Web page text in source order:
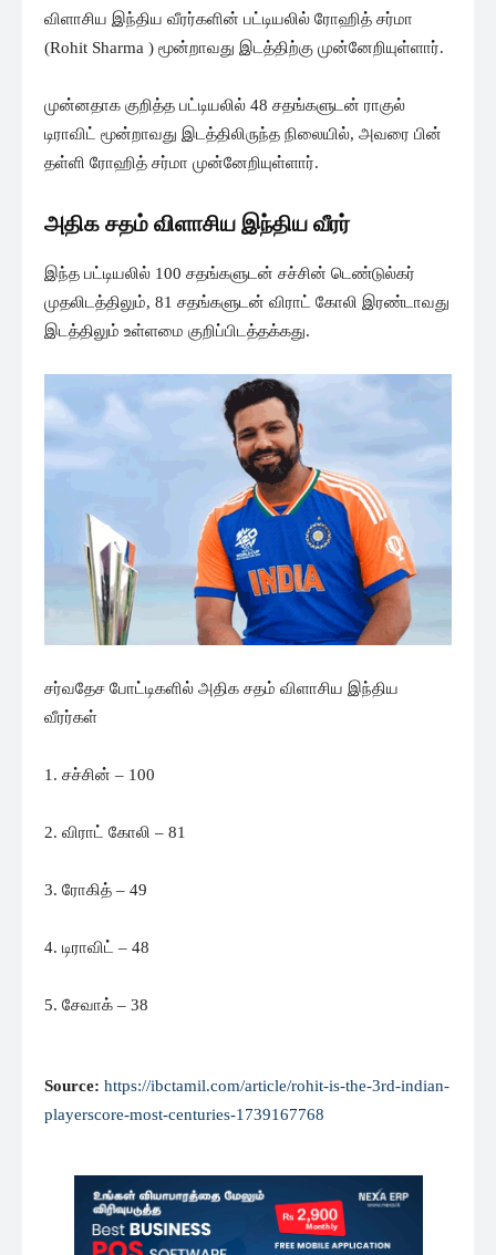
விளாசிய இந்திய வீரர்களின் பட்டியலில் ரோஹித் சர்மா
(Rohit Sharma ) மூன்றாவது இடத்திற்கு முன்னேறியுள்ளார்.
முன்னதாக குறித்த பட்டியலில் 48 சதங்களுடன் ராகுல்
டிராவிட் மூன்றாவது இடத்திலிருந்த நிலையில், அவரை பின்
தள்ளி ரோஹித் சர்மா முன்னேறியுள்ளார்.
அதிக சதம் விளாசிய இந்திய வீரர்
இந்த பட்டியலில் 100 சதங்களுடன் சச்சின் டெண்டுல்கர்
முதலிடத்திலும், 81 சதங்களுடன் விராட் கோலி இரண்டாவது
இடத்திலும் உள்ளமை குறிப்பிடத்தக்கது.
சர்வதேச போட்டிகளில் அதிக சதம் விளாசிய இந்திய
வீரர்கள்
1. சச்சின் – 100
2. விராட் கோலி – 81
3. ரோகித் – 49
4. டிராவிட் – 48
5. சேவாக் – 38
Source: https://ibctamil.com/article/rohit-is-the-3rd-indian-
playerscore-most-centuries-1739167768